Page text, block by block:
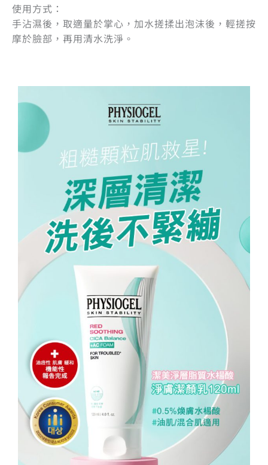
使用方式：
手沾濕後，取適量於掌心，加水搓揉出泡沫後，輕搓按
摩於臉部，再用清水洗淨。